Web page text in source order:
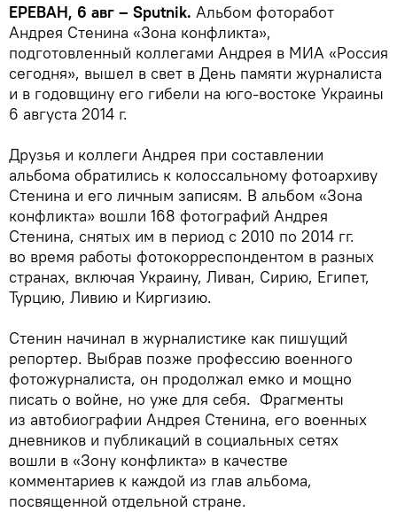
ЕРЕВАН, 6 авг – Sputnik. Альбом фоторабот
Андрея Стенина «Зона конфликта»,
подготовленный коллегами Андрея в МИА «Россия
сегодня», вышел в свет в День памяти журналиста
и в годовщину его гибели на юго-востоке Украины
6 августа 2014 г.
Друзья и коллеги Андрея при составлении
альбома обратились к колоссальному фотоархиву
Стенина и его личным записям. В альбом «Зона
конфликта» вошли 168 фотографий Андрея
Стенина, снятых им в период с 2010 по 2014 гг.
во время работы фотокорреспондентом в разных
странах, включая Украину, Ливан, Сирию, Египет,
Турцию, Ливию и Киргизию.
Стенин начинал в журналистике как пишущий
репортер. Выбрав позже профессию военного
фотожурналиста, он продолжал емко и мощно
писать о войне, но уже для себя. Фрагменты
из автобиографии Андрея Стенина, его военных
дневников и публикаций в социальных сетях
вошли в «Зону конфликта» в качестве
комментариев к каждой из глав альбома,
посвященной отдельной стране.